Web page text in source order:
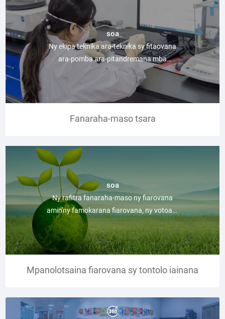
soa
Ny ekipa teknika ara-teknika sy fitaovana
ara-pomba ara-pitandremana mba
hamoahana ny COA
Fanaraha-maso tsara
soa
Ny rafitra fanaraha-maso ny fiarovana
amin'ny famokarana fiarovana, ny votoaty
TD, MSDS dia manome antoka
Mpanolotsaina fiarovana sy tontolo iainana